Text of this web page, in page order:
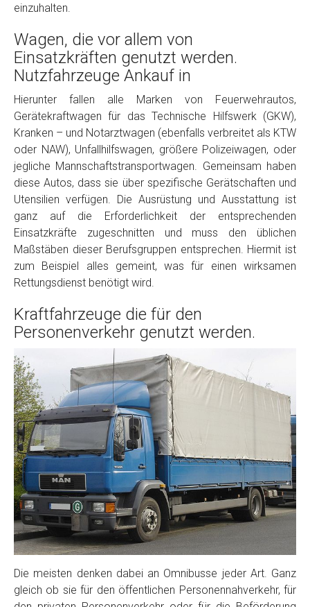
Fertig
Wie viel ist 10+2 ?
einzuhalten.
Wagen, die vor allem von
Einsatzkräften genutzt werden.
Nutzfahrzeuge Ankauf in
Hierunter fallen alle Marken von Feuerwehrautos,
Gerätekraftwagen für das Technische Hilfswerk (GKW),
Kranken – und Notarztwagen (ebenfalls verbreitet als KTW
oder NAW), Unfallhilfswagen, größere Polizeiwagen, oder
jegliche Mannschaftstransportwagen. Gemeinsam haben
diese Autos, dass sie über spezifische Gerätschaften und
Utensilien verfügen. Die Ausrüstung und Ausstattung ist
ganz auf die Erforderlichkeit der entsprechenden
Einsatzkräfte zugeschnitten und muss den üblichen
Maßstäben dieser Berufsgruppen entsprechen. Hiermit ist
zum Beispiel alles gemeint, was für einen wirksamen
Rettungsdienst benötigt wird.
Kraftfahrzeuge die für den
Personenverkehr genutzt werden.
Die meisten denken dabei an Omnibusse jeder Art. Ganz
gleich ob sie für den öffentlichen Personennahverkehr, für